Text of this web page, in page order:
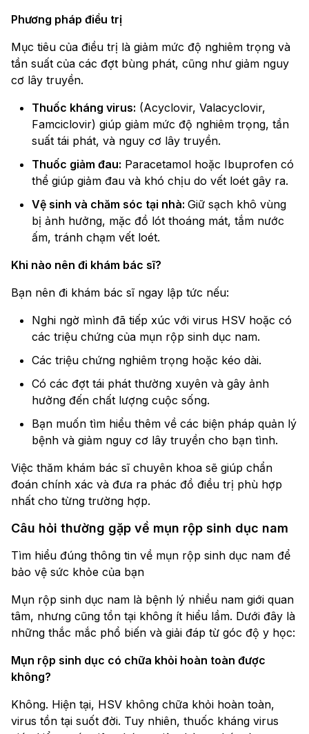
Phương pháp điều trị
Mục tiêu của điều trị là giảm mức độ nghiêm trọng và
tần suất của các đợt bùng phát, cũng như giảm nguy
cơ lây truyền.
Thuốc kháng virus: (Acyclovir, Valacyclovir,
Famciclovir) giúp giảm mức độ nghiêm trọng, tần
suất tái phát, và nguy cơ lây truyền.
Thuốc giảm đau: Paracetamol hoặc Ibuprofen có
thể giúp giảm đau và khó chịu do vết loét gây ra.
Vệ sinh và chăm sóc tại nhà: Giữ sạch khô vùng
bị ảnh hưởng, mặc đồ lót thoáng mát, tắm nước
ấm, tránh chạm vết loét.
Khi nào nên đi khám bác sĩ?
Bạn nên đi khám bác sĩ ngay lập tức nếu:
Nghi ngờ mình đã tiếp xúc với virus HSV hoặc có
các triệu chứng của mụn rộp sinh dục nam.
Các triệu chứng nghiêm trọng hoặc kéo dài.
Có các đợt tái phát thường xuyên và gây ảnh
hưởng đến chất lượng cuộc sống.
Bạn muốn tìm hiểu thêm về các biện pháp quản lý
bệnh và giảm nguy cơ lây truyền cho bạn tình.
Việc thăm khám bác sĩ chuyên khoa sẽ giúp chẩn
đoán chính xác và đưa ra phác đồ điều trị phù hợp
nhất cho từng trường hợp.
Câu hỏi thường gặp về mụn rộp sinh dục nam
Tìm hiểu đúng thông tin về mụn rộp sinh dục nam để
bảo vệ sức khỏe của bạn
Mụn rộp sinh dục nam là bệnh lý nhiều nam giới quan
tâm, nhưng cũng tồn tại không ít hiểu lầm. Dưới đây là
những thắc mắc phổ biến và giải đáp từ góc độ y học:
Mụn rộp sinh dục có chữa khỏi hoàn toàn được
không?
Không. Hiện tại, HSV không chữa khỏi hoàn toàn,
virus tồn tại suốt đời. Tuy nhiên, thuốc kháng virus